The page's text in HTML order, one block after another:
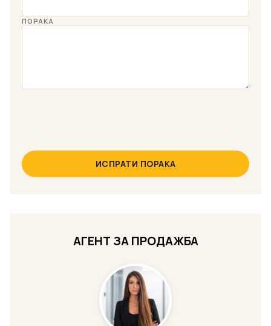
ПОРАКА
ИСПРАТИ ПОРАКА
АГЕНТ ЗА ПРОДАЖБА